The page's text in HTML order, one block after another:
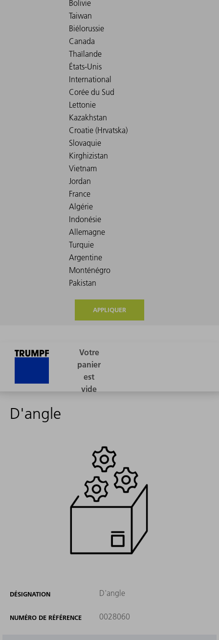
APPLIQUER
D'angle
DÉSIGNATION D'angle
NUMÉRO DE RÉFÉRENCE 0028060